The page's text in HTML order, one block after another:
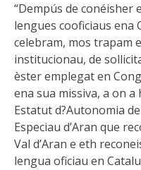
“Dempús de conéisher
lengues cooficiaus ena
celebram, mos trapam
institucionau, de
èster emplegat en
ena sua missiva, a on
Estatut d?Autonomia
Especiau d’Aran que
Val d’Aran e eth
lengua oficiau en